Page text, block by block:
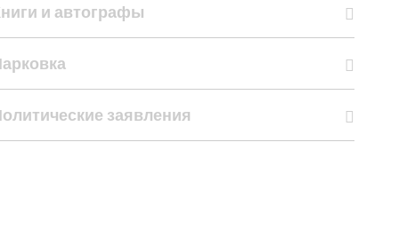
и автографы
заявления